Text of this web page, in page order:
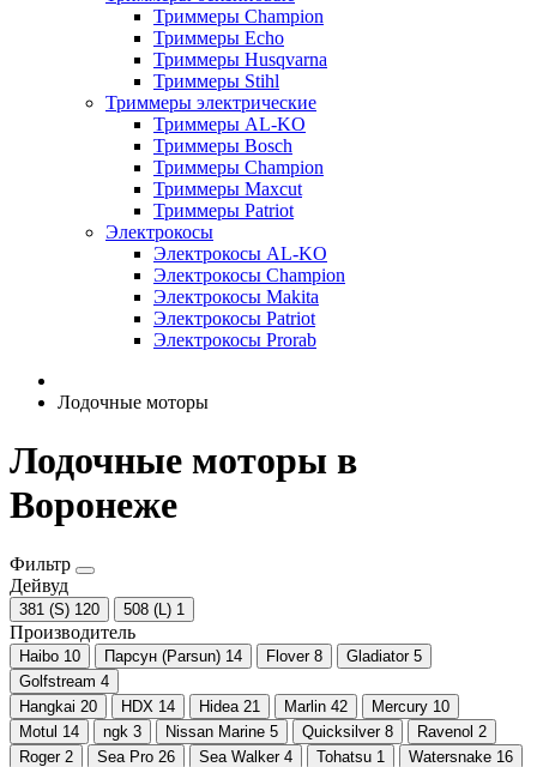
Триммеры Champion
Триммеры Echo
Триммеры Husqvarna
Триммеры Stihl
Триммеры электрические
Триммеры AL-KO
Триммеры Bosch
Триммеры Champion
Триммеры Maxcut
Триммеры Patriot
Электрокосы
Электрокосы AL-KO
Электрокосы Champion
Электрокосы Makita
Электрокосы Patriot
Электрокосы Prorab
Лодочные моторы
Лодочные моторы в
Воронеже
Фильтр
Дейвуд
381 (S) 120 508 (L) 1
Производитель
Haibo 10 Парсун (Parsun) 14 Flover 8 Gladiator 5
Golfstream 4
Hangkai 20 HDX 14 Hidea 21 Marlin 42 Mercury 10
Motul 14 ngk 3 Nissan Marine 5 Quicksilver 8 Ravenol 2
Roger 2 Sea Pro 26 Sea Walker 4 Tohatsu 1 Watersnake 16